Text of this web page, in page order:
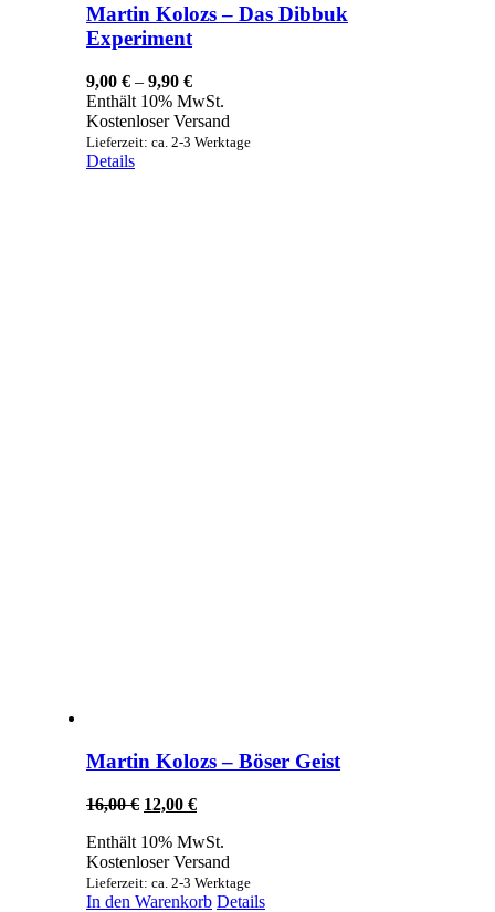
Martin Kolozs – Das Dibbuk
Experiment
9,00 € – 9,90 €Preisspanne:
9,00 €
bis
9,90 €
Enthält 10% MwSt.
Kostenloser Versand
Lieferzeit: ca. 2-3 Werktage
Details
Martin Kolozs – Böser Geist
16,00€ Ursprünglicher
war:
16,00 €
12,00 €Aktueller
ist:
12,00 €.
Enthält 10% MwSt.
Kostenloser Versand
Lieferzeit: ca. 2-3 Werktage
In den Warenkorb Details